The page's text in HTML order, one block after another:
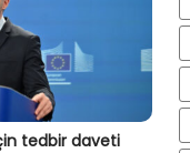
tedbir daveti